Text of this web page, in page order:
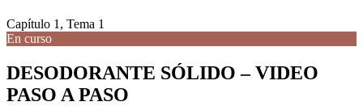
Capítulo 1, Tema 1
En curso
DESODORANTE SÓLIDO – VIDEO
PASO A PASO